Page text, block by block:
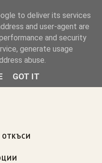
откъси, нови книги
10:00–19:00 ·
ОТКЪСИ
to deliver its services
and user-agent are
and security
generate usage
abuse.
GOT IT